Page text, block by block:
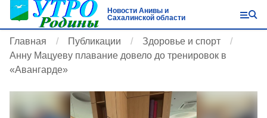
Новости Анивы и
Сахалинской области
Главная Публикации
Здоровье и спорт
Анну Мацуеву плавание довело до тренировок в
«Авангарде»